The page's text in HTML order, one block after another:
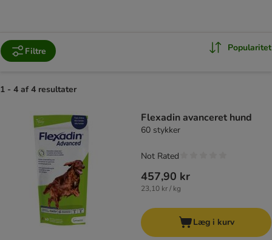
Filtre Popularitet
1 - 4 af 4 resultater
Flexadin avanceret hund
60 stykker
457,90 kr
23,10 kr / kg
Not Rated
Læg i kurv